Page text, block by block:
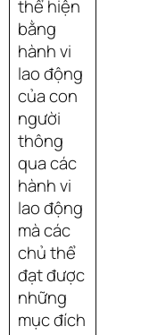
thể hiện
bằng
hành vi
lao động
của con
người
thông
qua các
hành vi
lao động
mà các
chủ thể
đạt được
những
mục đích